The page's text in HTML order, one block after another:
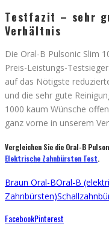
Testfazit – sehr
Verhältnis
Die Oral-B Pulsonic Slim
Preis-Leistungs-
auf das Nötigste
und die sehr gute
1000 kaum Wünsche
ganz vorne in unserem
Vergleichen Sie die Oral-B
Elektrische Zahnbürsten Test.
Braun Oral-BOral-B
Zahnbürsten)
FacebookPinterest